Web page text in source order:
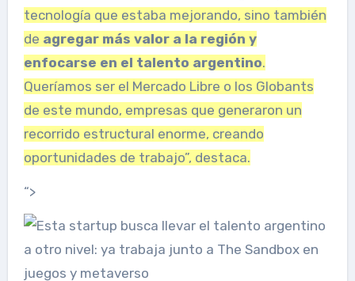
tecnología que estaba mejorando, sino también
de agregar más valor a la región y
enfocarse en el talento argentino.
Queríamos ser el Mercado Libre o los Globants
de este mundo, empresas que generaron un
recorrido estructural enorme, creando
oportunidades de trabajo”, destaca.
“>